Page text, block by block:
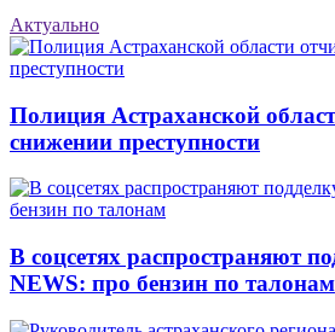
Актуально
Полиция Астраханской
снижении преступности
В соцсетях распространяют
NEWS: про бензин по талонам